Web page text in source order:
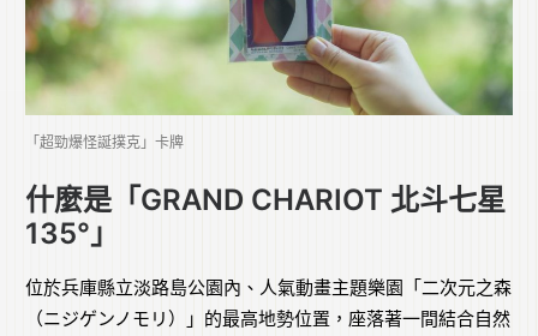
「超勁爆怪誕撲克」卡牌
什麼是「GRAND CHARIOT 北斗七星
135°」
位於兵庫縣立淡路島公園內、人氣動畫主題樂園「二次元之森
（ニジゲンノモリ）」的最高地勢位置，座落著一間結合自然